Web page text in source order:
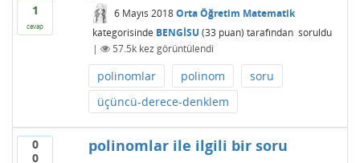
1
cevap
6 Mayıs 2018 Orta Öğretim Matematik
kategorisinde BENGİSU (33 puan) tarafından soruldu
|
57.5kkez görüntülendi
polinomlar polinom
soru
üçüncü-derece-denklem
0
0
polinomlar ile ilgili bir soru